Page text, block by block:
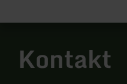
Kontakt